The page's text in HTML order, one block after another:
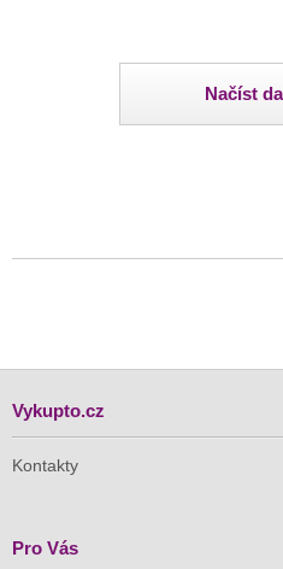
Načíst
Vykupto.cz
Kontakty
Pro Vás